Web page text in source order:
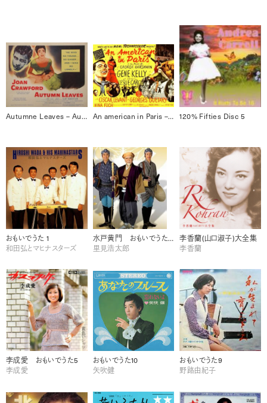
Autumne Leaves – Autumne Leaves An american in Paris – It’s wonderful 120% Fifties Disc 5
おもいでうた 1
和田弘とマヒナスターズ
水戸黄門 おもいでうた10
里見浩太郎
李香蘭(山口淑子)大全集
李香蘭
李成愛 おもいでうた5
李成愛
おもいでうた10
矢吹健
おもいでうた9
野路由紀子